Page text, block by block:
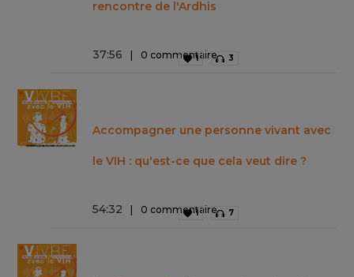
rencontre de l'Ardhis
37:56 0 commentaire
1 3
Accompagner une personne vivant avec
le VIH : qu'est-ce que cela veut dire ?
54:32 0 commentaire
1 7